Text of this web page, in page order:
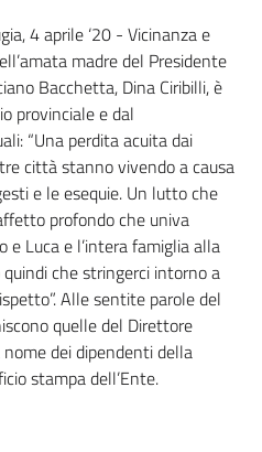
4 aprile ‘20 - Vicinanza e
madre del Presidente
Bacchetta, Dina Ciribilli, è
provinciale e dal
“Una perdita acuita dai
città stanno vivendo a causa
e le esequie. Un lutto che
profondo che univa
e Luca e l’intera famiglia alla
che stringerci intorno a
Alle sentite parole del
quelle del Direttore
dei dipendenti della
stampa dell’Ente.